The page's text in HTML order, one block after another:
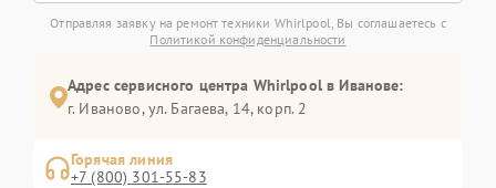
Отправляя заявку на ремонт техники Whirlpool, Вы соглашаетесь с
Политикой конфиденциальности
Адрес сервисного центра Whirlpool в Иванове:
г. Иваново, ул. Багаева, 14, корп. 2
Горячая линия
+7 (800) 301-55-83